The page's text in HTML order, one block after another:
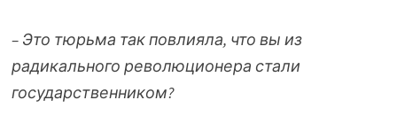
– Это тюрьма так повлияла, что вы из
радикального революционера стали
государственником?